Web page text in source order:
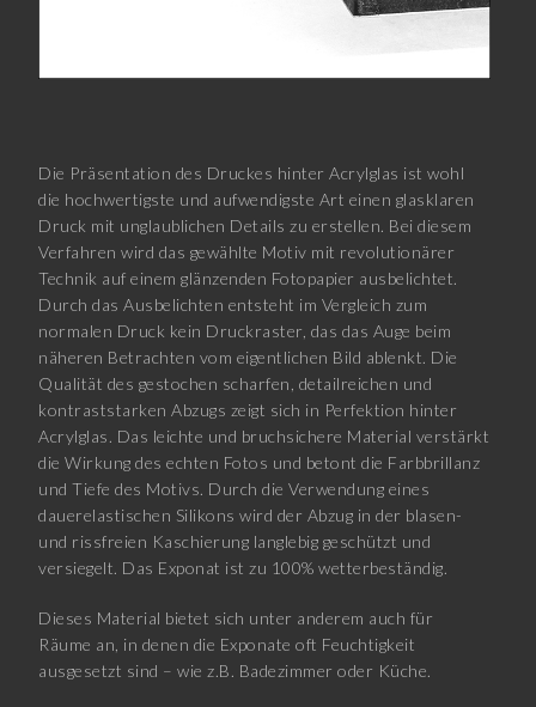
Die Präsentation des Druckes hinter Acrylglas ist wohl
die hochwertigste und aufwendigste Art einen glasklaren
Druck mit unglaublichen Details zu erstellen. Bei diesem
Verfahren wird das gewählte Motiv mit revolutionärer
Technik auf einem glänzenden Fotopapier ausbelichtet.
Durch das Ausbelichten entsteht im Vergleich zum
normalen Druck kein Druckraster, das das Auge beim
näheren Betrachten vom eigentlichen Bild ablenkt. Die
Qualität des gestochen scharfen, detailreichen und
kontraststarken Abzugs zeigt sich in Perfektion hinter
Acrylglas. Das leichte und bruchsichere Material verstärkt
die Wirkung des echten Fotos und betont die Farbbrillanz
und Tiefe des Motivs. Durch die Verwendung eines
dauerelastischen Silikons wird der Abzug in der blasen-
und rissfreien Kaschierung langlebig geschützt und
versiegelt. Das Exponat ist zu 100% wetterbeständig.
Dieses Material bietet sich unter anderem auch für
Räume an, in denen die Exponate oft Feuchtigkeit
ausgesetzt sind – wie z.B. Badezimmer oder Küche.